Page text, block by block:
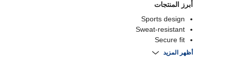
أبرز المنتجات
Sports design
Sweat-resistant
Secure fit
Bold coral color
أظهر المزيد